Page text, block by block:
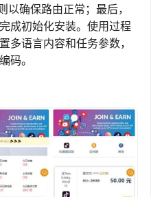
确保路由正常；最后，
成初始化安装。使用过程
多语言内容和任务参数，
码。